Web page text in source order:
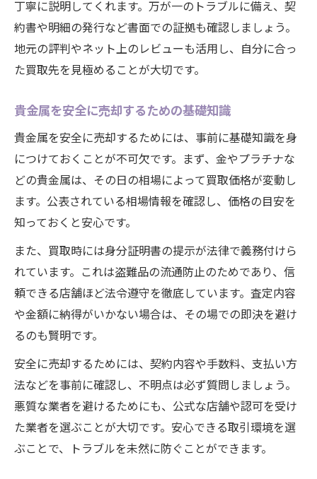
丁寧に説明してくれます。万が一のトラブルに備え、契
約書や明細の発行など書面での証拠も確認しましょう。
地元の評判やネット上のレビューも活用し、自分に合っ
た買取先を見極めることが大切です。
貴金属を安全に売却するための基礎知識
貴金属を安全に売却するためには、事前に基礎知識を身
につけておくことが不可欠です。まず、金やプラチナな
どの貴金属は、その日の相場によって買取価格が変動し
ます。公表されている相場情報を確認し、価格の目安を
知っておくと安心です。
また、買取時には身分証明書の提示が法律で義務付けら
れています。これは盗難品の流通防止のためであり、信
頼できる店舗ほど法令遵守を徹底しています。査定内容
や金額に納得がいかない場合は、その場での即決を避け
るのも賢明です。
安全に売却するためには、契約内容や手数料、支払い方
法などを事前に確認し、不明点は必ず質問しましょう。
悪質な業者を避けるためにも、公式な店舗や認可を受け
た業者を選ぶことが大切です。安心できる取引環境を選
ぶことで、トラブルを未然に防ぐことができます。